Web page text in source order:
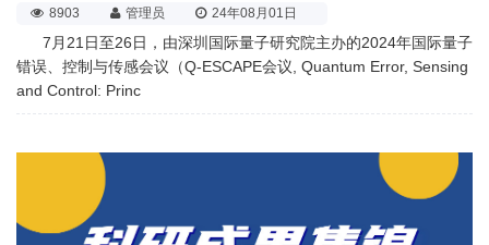
8903 管理员 24年08月01日
7月21日至26日，由深圳国际量子研究院主办的2024年国际量子
错误、控制与传感会议（Q-ESCAPE会议, Quantum Error, Sensing
and Control: Princ